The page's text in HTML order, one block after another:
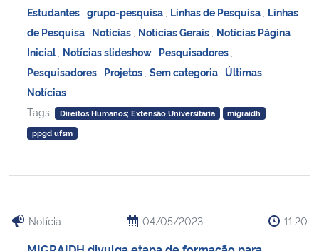
Estudantes grupo-pesquisa Linhas de Pesquisa Linhas
de Pesquisa Notícias Notícias Gerais Notícias Página
Inicial Notícias slideshow Pesquisadores
Pesquisadores Projetos Sem categoria Últimas
Notícias
Tags:
Direitos Humanos; Extensão Universitária
migraidh
ppgd ufsm
Notícia 04/05/2023 11:20